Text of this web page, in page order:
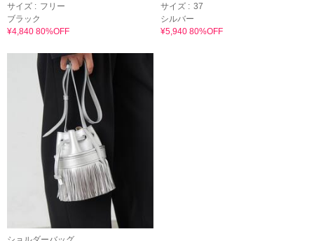
サイズ : フリー
ブラック
¥4,840 80%OFF
サイズ : 37
シルバー
¥5,940 80%OFF